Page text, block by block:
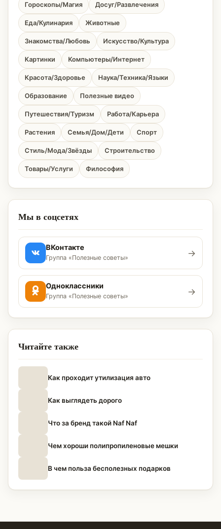
Гороскопы/Магия Досуг/Развлечения
Еда/Кулинария Животные
Знакомства/Любовь Искусство/Культура
Картинки Компьютеры/Интернет
Красота/Здоровье Наука/Техника/Языки
Образование Полезные видео
Путешествия/Туризм Работа/Карьера
Растения Семья/Дом/Дети Спорт
Стиль/Мода/Звёзды Строительство
Товары/Услуги Философия
Мы в соцсетях
ВКонтакте
Группа «Полезные советы» →
Одноклассники
Группа «Полезные советы» →
Читайте также
Как проходит утилизация авто
Как выглядеть дорого
Что за бренд такой Naf Naf
Чем хороши полипропиленовые мешки
В чем польза бесполезных подарков